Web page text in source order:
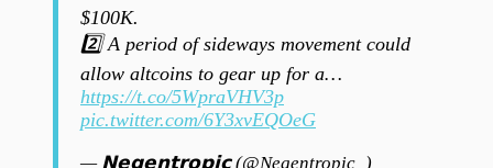
$100K.
2️⃣ A period of sideways movement could
allow altcoins to gear up for a…
https://t.co/5WpraVHV3p
pic.twitter.com/6Y3xvEQOeG
— 𝗡𝗲𝗴𝗲𝗻𝘁𝗿𝗼𝗽𝗶𝗰 (@Negentropic_)